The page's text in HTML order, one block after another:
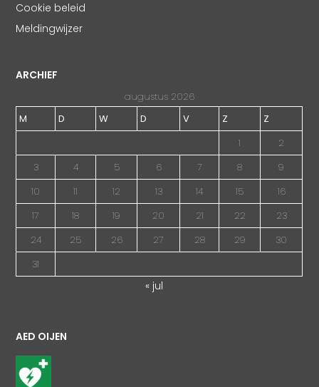
Cookie beleid
Meldingwijzer
ARCHIEF
augustus 2026
M
D W D V Z
Z
1
2
3
4 5 6 7 8
9
10
11 12 13 14 15
16
17
18 19 20 21 22
23
24
25 26 27 28 29
30
31
« jul
AED OIJEN